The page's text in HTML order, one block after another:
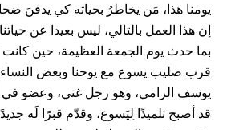
يومنا هذا، مَن يخاطرُ بحياته كي يدفنَ
إن هذا العمل بالتالي، ليس بعيدا عن
بما حدث يوم الجمعة العظيمة، حين كانت
قرب صليب يسوع مع يوحنا وبعض النساء.
يوسف الرامي، وهو رجل غني، وعضو في
قد أصبح تلميذًا لِيَسوع، وقدّم قبرًا لَه